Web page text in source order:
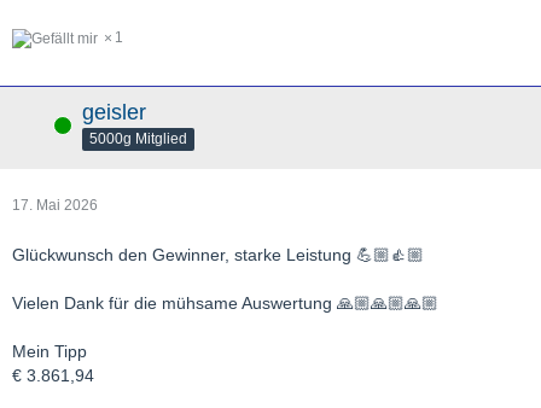
1
Online geisler
5000g Mitglied
17. Mai 2026
Glückwunsch den Gewinner, starke Leistung 💪🏼👍🏼
Vielen Dank für die mühsame Auswertung 🙏🏼🙏🏼🙏🏼
Mein Tipp
€ 3.861,94